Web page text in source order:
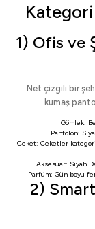
1) Ofis ve
Net çizgili bir
kumaş
Gömlek:
Pantolon:
Ceket: Ceketler
Aksesuar: Siyah
Parfüm: Gün boyu
2)